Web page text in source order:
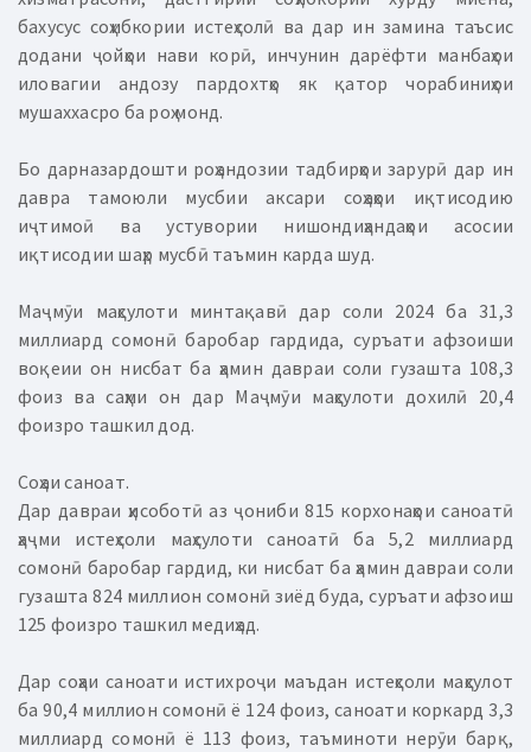
бахусус соҳибкории истеҳсолӣ ва дар ин замина таъсис
додани ҷойҳои нави корӣ, инчунин дарёфти манбаҳои
иловагии андозу пардохтҳо як қатор чорабиниҳои
мушаххасро ба роҳ монд.
Бо дарназардошти роҳандозии тадбирҳои зарурӣ дар ин
давра тамоюли мусбии аксари соҳаҳои иқтисодию
иҷтимоӣ ва устувории нишондиҳандаҳои асосии
иқтисодии шаҳр мусбӣ таъмин карда шуд.
Маҷмӯи маҳсулоти минтақавӣ дар соли 2024 ба 31,3
миллиард сомонӣ баробар гардида, суръати афзоиши
воқеии он нисбат ба ҳамин давраи соли гузашта 108,3
фоиз ва саҳми он дар Маҷмӯи маҳсулоти дохилӣ 20,4
фоизро ташкил дод.
Соҳаи саноат.
Дар давраи ҳисоботӣ аз ҷониби 815 корхонаҳои саноатӣ
ҳаҷми истеҳсоли маҳсулоти саноатӣ ба 5,2 миллиард
сомонӣ баробар гардид, ки нисбат ба ҳамин давраи соли
гузашта 824 миллион сомонӣ зиёд буда, суръати афзоиш
125 фоизро ташкил медиҳад.
Дар соҳаи саноати истихроҷи маъдан истеҳсоли маҳсулот
ба 90,4 миллион сомонӣ ё 124 фоиз, саноати коркард 3,3
миллиард сомонӣ ё 113 фоиз, таъминоти нерӯи барқ,